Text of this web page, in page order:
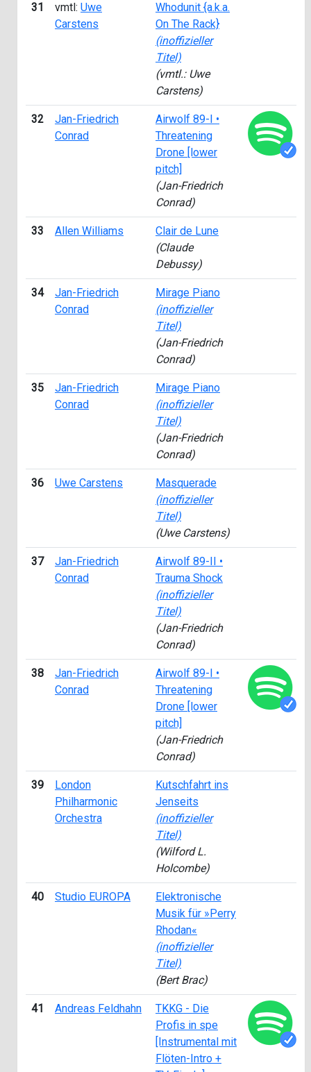
31 vmtl: Uwe
Carstens
Whodunit {a.k.a.
On The Rack}
(inoffizieller
Titel)
(vmtl.: Uwe
Carstens)
32
Jan-Friedrich
Conrad
Airwolf 89-I •
Threatening
Drone [lower
pitch]
(Jan-Friedrich
Conrad)
33 Allen Williams
Clair de Lune
(Claude
Debussy)
34
Jan-Friedrich
Conrad
Mirage Piano
(inoffizieller
Titel)
(Jan-Friedrich
Conrad)
35
Jan-Friedrich
Conrad
Mirage Piano
(inoffizieller
Titel)
(Jan-Friedrich
Conrad)
36 Uwe Carstens
Masquerade
(inoffizieller
Titel)
(Uwe Carstens)
37
Jan-Friedrich
Conrad
Airwolf 89-II •
Trauma Shock
(inoffizieller
Titel)
(Jan-Friedrich
Conrad)
38
Jan-Friedrich
Conrad
Airwolf 89-I •
Threatening
Drone [lower
pitch]
(Jan-Friedrich
Conrad)
39
London
Philharmonic
Orchestra
Kutschfahrt ins
Jenseits
(inoffizieller
Titel)
(Wilford L.
Holcombe)
40 Studio EUROPA
Elektronische
Musik für »Perry
Rhodan«
(inoffizieller
Titel)
(Bert Brac)
41 Andreas Feldhahn
TKKG - Die
Profis in spe
[Instrumental mit
Flöten-Intro +